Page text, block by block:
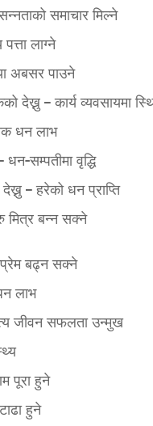
समाचार मिल्ने
लाग्ने
अबसर पाउने
देख्नु – कार्य व्यवसायमा
धन लाभ
सम्पतीमा वृद्धि
– हरेको धन प्राप्ति
मित्र बन्न सक्ने
प्रेम बढ्न सक्ने
लाभ
जीवन सफलता उन्मुख
पूरा हुने
हुने